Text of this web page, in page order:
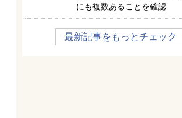
にも複数あることを確認
最新記事をもっとチェック